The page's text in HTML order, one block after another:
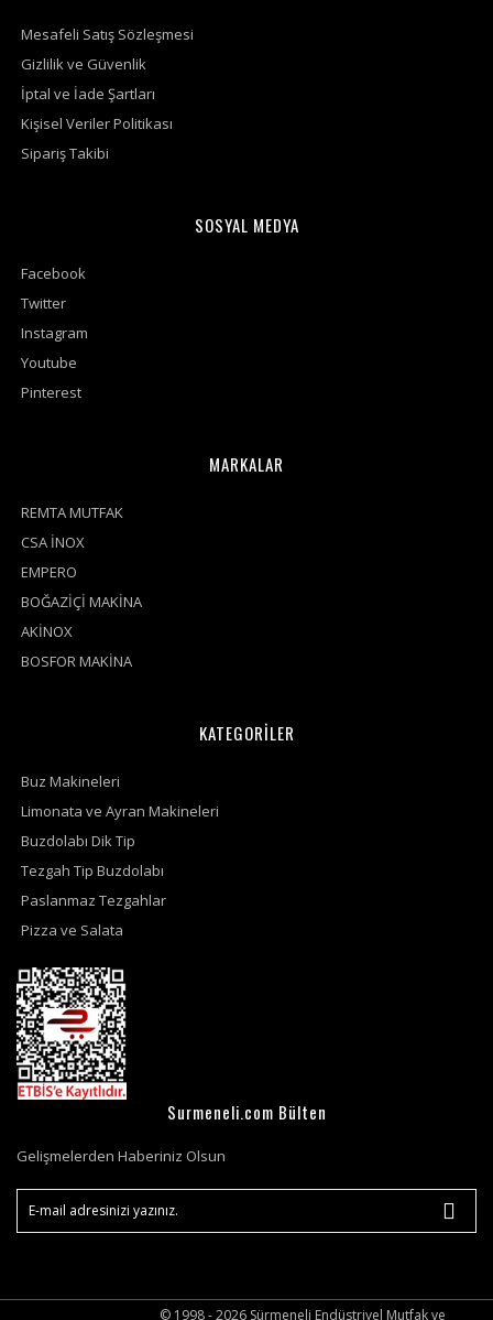
Mesafeli Satış Sözleşmesi
Gizlilik ve Güvenlik
İptal ve İade Şartları
Kişisel Veriler Politikası
Sipariş Takibi
SOSYAL MEDYA
Facebook
Twitter
Instagram
Youtube
Pinterest
MARKALAR
REMTA MUTFAK
CSA İNOX
EMPERO
BOĞAZİÇİ MAKİNA
AKİNOX
BOSFOR MAKİNA
KATEGORİLER
Buz Makineleri
Limonata ve Ayran Makineleri
Buzdolabı Dik Tip
Tezgah Tip Buzdolabı
Paslanmaz Tezgahlar
Pizza ve Salata
Surmeneli.com Bülten
Gelişmelerden Haberiniz Olsun
© 1998 - 2026 Sürmeneli Endüstriyel Mutfak ve